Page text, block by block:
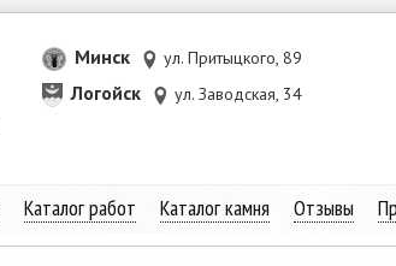
Минск ул. Притыцкого, 89
Логойск ул. Заводская, 34
Каталог работ Каталог камня Отзывы